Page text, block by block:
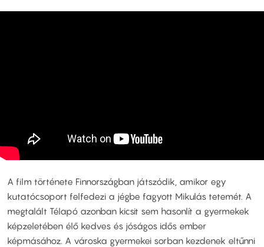
A film története Finnországban játszódik, amikor egy
kutatócsoport felfedezi a jégbe fagyott Mikulás tetemét. A
megtalált Télapó azonban kicsit sem hasonlít a gyermekek
képzeletében élő kedves és jóságos idős ember
képmásához. A városka gyermekei sorban kezdenek eltűnni